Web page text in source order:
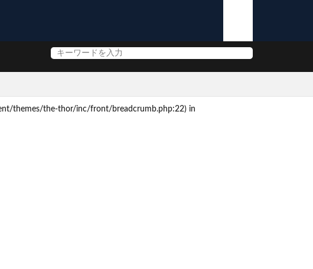
themes/the-thor/inc/front/breadcrumb.php:22) in